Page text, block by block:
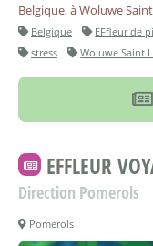
Belgique, à Woluwe
Belgique EFfleur de
stress
Woluwe Saint
EFFLEUR
Direction Pomerols
Pomerols